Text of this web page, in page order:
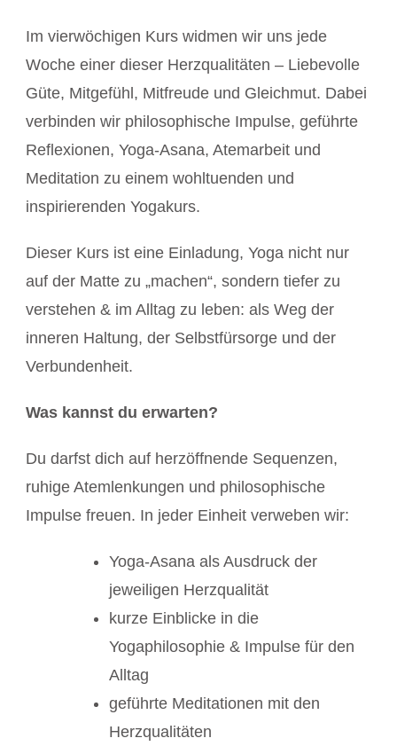
Im vierwöchigen Kurs widmen wir uns jede
Woche einer dieser Herzqualitäten – Liebevolle
Güte, Mitgefühl, Mitfreude und Gleichmut. Dabei
verbinden wir philosophische Impulse, geführte
Reflexionen, Yoga-Asana, Atemarbeit und
Meditation zu einem wohltuenden und
inspirierenden Yogakurs.
Dieser Kurs ist eine Einladung, Yoga nicht nur
auf der Matte zu „machen“, sondern tiefer zu
verstehen & im Alltag zu leben: als Weg der
inneren Haltung, der Selbstfürsorge und der
Verbundenheit.
Was kannst du erwarten?
Du darfst dich auf herzöffnende Sequenzen,
ruhige Atemlenkungen und philosophische
Impulse freuen. In jeder Einheit verweben wir:
Yoga-Asana als Ausdruck der
jeweiligen Herzqualität
kurze Einblicke in die
Yogaphilosophie & Impulse für den
Alltag
geführte Meditationen mit den
Herzqualitäten